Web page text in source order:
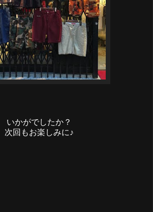
いかがでしたか？
次回もお楽しみに♪